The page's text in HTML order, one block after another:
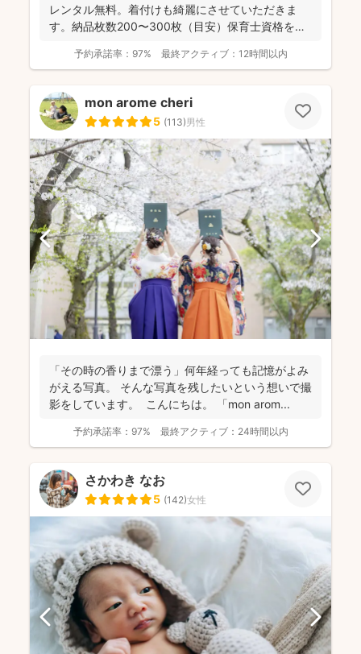
レンタル無料。着付けも綺麗にさせていただきま
す。納品枚数200〜300枚（目安）保育士資格を持
予約承諾率： 97% 最終アクティブ： 12時間以内
mon arome cheri
5 (113)男性
「その時の香りまで漂う」何年経っても記憶がよみ
がえる写真。 そんな写真を残したいという想いで撮
影をしています。 こんにちは。 「mon arom...
予約承諾率： 97% 最終アクティブ： 24時間以内
さかわき なお
5 (142)女性